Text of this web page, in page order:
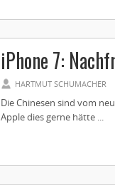
iPhone 7:
HARTMUT SCHUMACHER
Die Chinesen sind vom
Apple dies gerne hätte ...